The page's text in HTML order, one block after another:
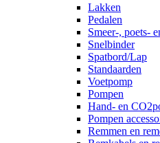
Lakken
Pedalen
Smeer-, poets-
Snelbinder
Spatbord/Lap
Standaarden
Voetpomp
Pompen
Hand- en
Pompen
Remmen en